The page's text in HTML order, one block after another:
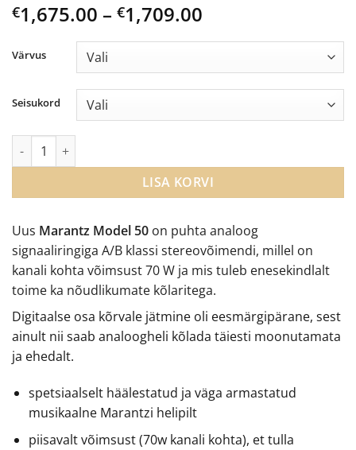
€1,675.00 – €1,709.00
through
€1,709.00
Uus Marantz Model 50 on puhta analoog
signaaliringiga A/B klassi stereovõimendi, millel on
kanali kohta võimsust 70 W ja mis tuleb enesekindlalt
toime ka nõudlikumate kõlaritega.
Digitaalse osa kõrvale jätmine oli eesmärgipärane, sest
ainult nii saab analoogheli kõlada täiesti moonutamata
ja ehedalt.
spetsiaalselt häälestatud ja väga armastatud
musikaalne Marantzi helipilt
piisavalt võimsust (70w kanali kohta), et tulla
Värvus
Seisukord
Marantz Model 50 stereovõimendi kogus
LISA KORVI